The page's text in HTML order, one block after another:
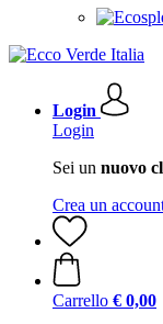
Login
Login
Sei un nuovo
Crea un
Carrello € 0,00